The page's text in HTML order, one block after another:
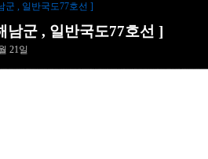
군 , 일반국도77호선 ]
남군 , 일반국도77호선 ]
21일